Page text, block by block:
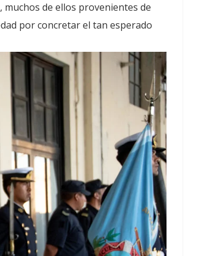
de ellos provenientes de
por concretar el tan esperado